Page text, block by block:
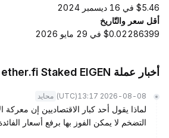
$5.46 في 16 ديسمبر 2024
أقل سعر والتّاريخ
$0.02286399 في 29 مايو 2026
أخبار عملة ether.fi Staked EIGEN
2026-08-08 13:17
(UTC) محايد
لماذا يقول أحد كبار الاقتصاديين إن معركة
التضخم لا يمكن الفوز بها برفع أسعار